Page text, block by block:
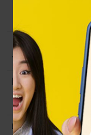
немесе кеңсеге
Топтама
Материалы
Өлшемі